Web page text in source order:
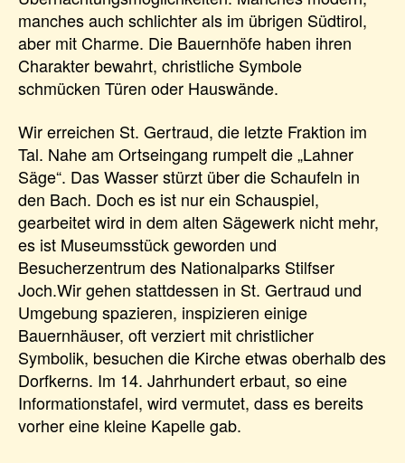
manches auch schlichter als im übrigen Südtirol,
aber mit Charme. Die Bauernhöfe haben ihren
Charakter bewahrt, christliche Symbole
schmücken Türen oder Hauswände.
Wir erreichen St. Gertraud, die letzte Fraktion im
Tal. Nahe am Ortseingang rumpelt die „Lahner
Säge“. Das Wasser stürzt über die Schaufeln in
den Bach. Doch es ist nur ein Schauspiel,
gearbeitet wird in dem alten Sägewerk nicht mehr,
es ist Museumsstück geworden und
Besucherzentrum des Nationalparks Stilfser
Joch.Wir gehen stattdessen in St. Gertraud und
Umgebung spazieren, inspizieren einige
Bauernhäuser, oft verziert mit christlicher
Symbolik, besuchen die Kirche etwas oberhalb des
Dorfkerns. Im 14. Jahrhundert erbaut, so eine
Informationstafel, wird vermutet, dass es bereits
vorher eine kleine Kapelle gab.